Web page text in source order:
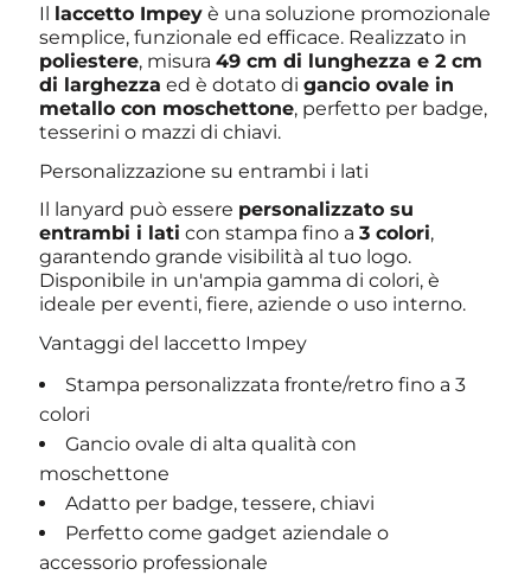
Il laccetto Impey è una soluzione promozionale
semplice, funzionale ed efficace. Realizzato in
poliestere, misura49 cm di lunghezza e 2 cm
di larghezza ed è dotato digancio ovale in
metallo con moschettone, perfetto per badge,
tesserini o mazzi di chiavi.
Personalizzazione su entrambi i lati
Il lanyard può essere personalizzato su
entrambi i lati con stampa fino a3 colori,
garantendo grande visibilità al tuo logo.
Disponibile in un'ampia gamma di colori, è
ideale per eventi, fiere, aziende o uso interno.
Vantaggi del laccetto Impey
Stampa personalizzata fronte/retro fino a 3
colori
Gancio ovale di alta qualità con
moschettone
Adatto per badge, tessere, chiavi
Perfetto come gadget aziendale o
accessorio professionale